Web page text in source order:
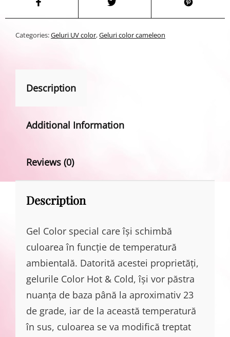
Categories:Geluri UV color,Geluri color cameleon
Description
Additional Information
Reviews (0)
Description
Gel Color special care își schimbă
culoarea în funcție de temperatură
ambientală. Datorită acestei proprietăți,
gelurile Color Hot & Cold, își vor păstra
nuanța de baza până la aproximativ 23
de grade, iar de la această temperatură
în sus, culoarea se va modifică treptat